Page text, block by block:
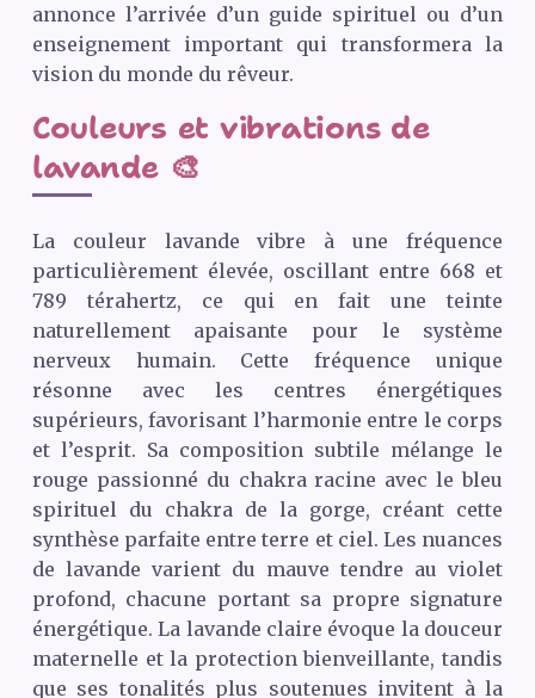
annonce l’arrivée d’un guide spirituel ou d’un
enseignement important qui transformera la
vision du monde du rêveur.
Couleurs et vibrations de
lavande 🎨
La couleur lavande vibre à une fréquence
particulièrement élevée, oscillant entre 668 et
789 térahertz, ce qui en fait une teinte
naturellement apaisante pour le système
nerveux humain. Cette fréquence unique
résonne avec les centres énergétiques
supérieurs, favorisant l’harmonie entre le corps
et l’esprit. Sa composition subtile mélange le
rouge passionné du chakra racine avec le bleu
spirituel du chakra de la gorge, créant cette
synthèse parfaite entre terre et ciel. Les nuances
de lavande varient du mauve tendre au violet
profond, chacune portant sa propre signature
énergétique. La lavande claire évoque la douceur
maternelle et la protection bienveillante, tandis
que ses tonalités plus soutenues invitent à la